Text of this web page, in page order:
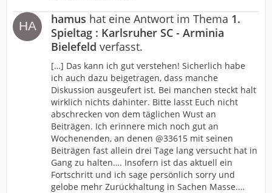
hamus hat eine Antwort im Thema 1.
Spieltag : Karlsruher SC - Arminia
Bielefeld verfasst.
[…] Das kann ich gut verstehen! Sicherlich habe
ich auch dazu beigetragen, dass manche
Diskussion ausgeufert ist. Bei manchen steckt halt
wirklich nichts dahinter. Bitte lasst Euch nicht
abschrecken von dem täglichen Wust an
Beiträgen. Ich erinnere mich noch gut an
Wochenenden, an denen @33615 mit seinen
Beiträgen fast allein drei Tage lang versucht hat in
Gang zu halten…. Insofern ist das aktuell ein
Fortschritt und ich sage persönlich sorry und
gelobe mehr Zurückhaltung in Sachen Masse.…